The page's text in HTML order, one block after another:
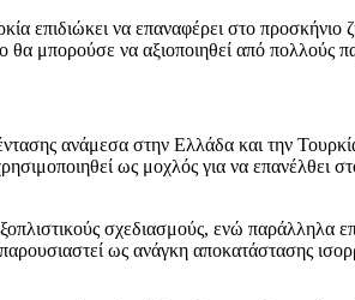
επιδιώκει να επαναφέρει στο προσκήνιο
μπορούσε να αξιοποιηθεί από πολλούς
ανάμεσα στην Ελλάδα και την
ως μοχλός για να επανέλθει
σχεδιασμούς, ενώ παράλληλα
ως ανάγκη αποκατάστασης